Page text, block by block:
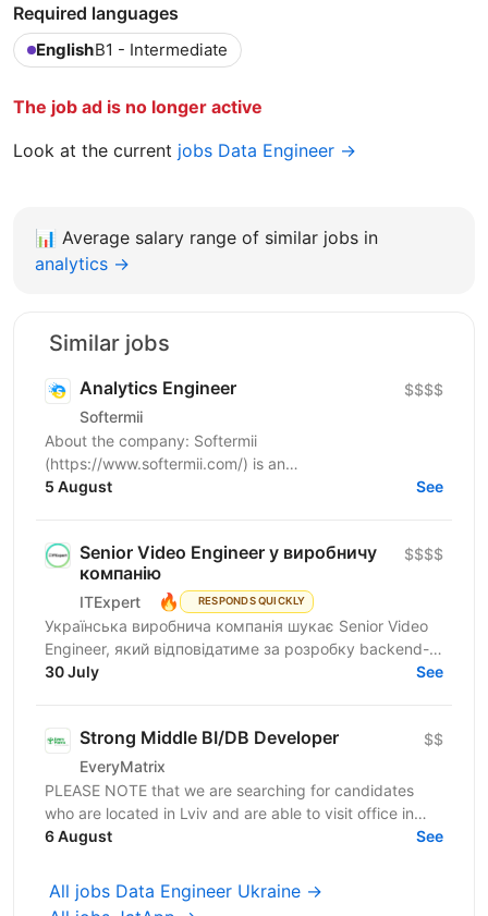
Required languages
EnglishB1 - Intermediate
The job ad is no longer active
Look at the current jobs Data Engineer →
📊 Average salary range of similar jobs in
analytics →
Similar jobs
Analytics Engineer
Softermii
$$$$
About the company: Softermii
(https://www.softermii.com/) is an
outsourcing/outstaffing company with more than 11
5 August See
Senior Video Engineer у виробничу
компанію
ITExpert 🔥 RESPONDS QUICKLY
$$$$
Українська виробнича компанія шукає Senior Video
Engineer, який відповідатиме за розробку backend-
функціоналу для embedded-рішень, а також
30 July See
Strong Middle BI/DB Developer
EveryMatrix
$$
PLEASE NOTE that we are searching for candidates
who are located in Lviv and are able to visit office in
Lviv. About us: EveryMatrix is a leading B2B SaaS...
6 August See
All jobs Data Engineer Ukraine →